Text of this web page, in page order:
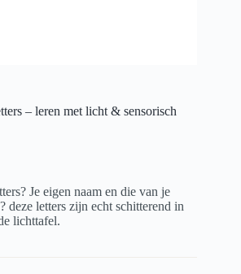
– leren met licht & sensorisch
Je eigen naam en die van je
deze letters zijn echt schitterend in
lichttafel.